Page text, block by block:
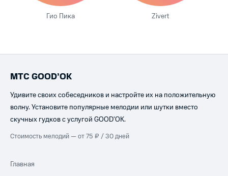
Гио Пика Zivert
МТС GOOD’OK
Удивите своих собеседников и настройте их на положительную
волну. Установите популярные мелодии или шутки вместо
скучных гудков с услугой GOOD’OK.
Стоимость мелодий — от 75 ₽ / 30 дней
Главная